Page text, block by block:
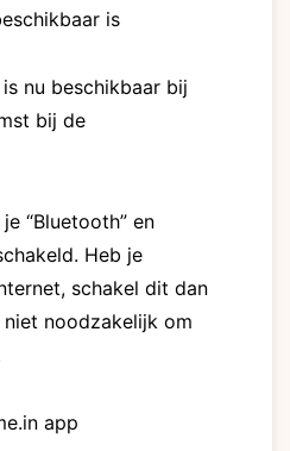
is
nu beschikbaar bij
bij de
“Bluetooth” en
Heb je
schakel dit dan
noodzakelijk om
app